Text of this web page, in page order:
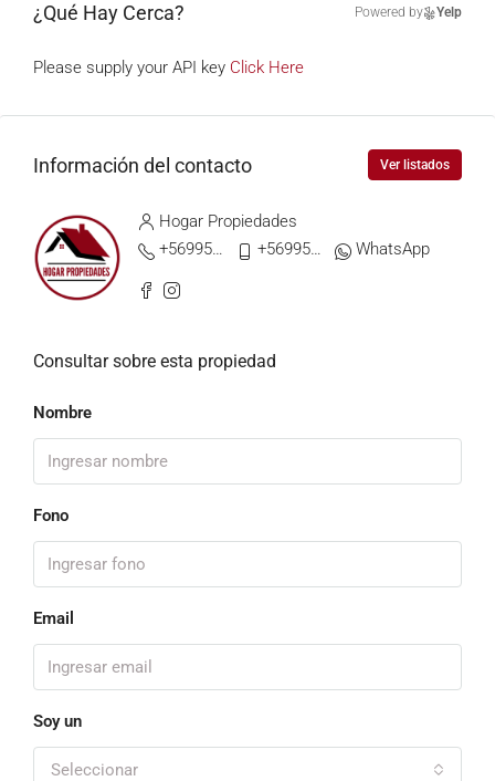
¿Qué Hay Cerca? Powered by Yelp
Please supply your API key Click Here
Información del contacto Ver listados
Hogar Propiedades
+56995794593
+56995794593 WhatsApp
Consultar sobre esta propiedad
Nombre
Fono
Email
Soy un
Seleccionar